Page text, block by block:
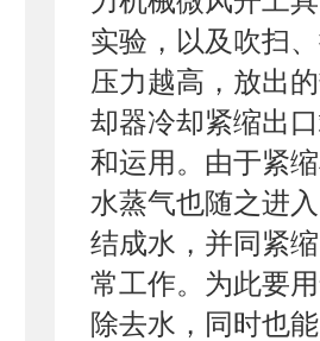
实验，以及吹扫
压力越高，放出
却器冷却紧缩出
和运用。由于紧
水蒸气也随之进
结成水，并同紧
常工作。为此要
除去水，同时也